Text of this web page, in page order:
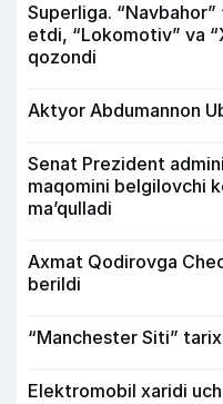
Superliga. “Navbahor”
etdi, “Lokomotiv” va
qozondi
Aktyor Abdu­mannon
Senat Prezident
maqomini belgilovchi
ma’qulladi
Axmat Qodirovga
berildi
“Manchester Siti”
Elektromobil xaridi